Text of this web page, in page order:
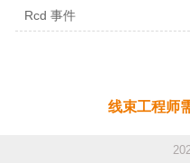
Rcd 事件
线束工程师